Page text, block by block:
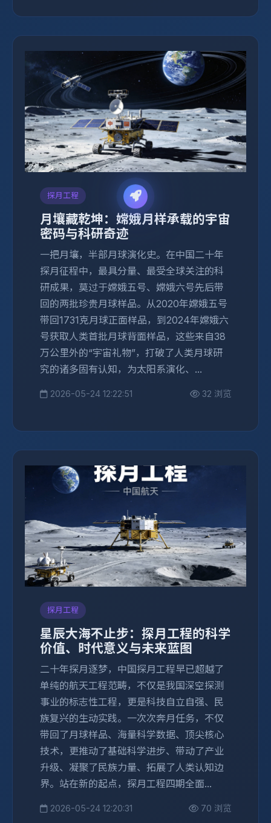
探月工程
月壤藏乾坤：嫦娥月样承载的宇宙
密码与科研奇迹
一把月壤，半部月球演化史。在中国二十年
探月征程中，最具分量、最受全球关注的科
研成果，莫过于嫦娥五号、嫦娥六号先后带
回的两批珍贵月球样品。从2020年嫦娥五号
带回1731克月球正面样品，到2024年嫦娥六
号获取人类首批月球背面样品，这些来自38
万公里外的“宇宙礼物”，打破了人类月球研
究的诸多固有认知，为太阳系演化、...
2026-05-24 12:22:51 32 浏览
探月工程
星辰大海不止步：探月工程的科学
价值、时代意义与未来蓝图
二十年探月逐梦，中国探月工程早已超越了
单纯的航天工程范畴，不仅是我国深空探测
事业的标志性工程，更是科技自立自强、民
族复兴的生动实践。一次次奔月任务，不仅
带回了月球样品、海量科学数据、顶尖核心
技术，更推动了基础科学进步、带动了产业
升级、凝聚了民族力量、拓展了人类认知边
界。站在新的起点，探月工程四期全面...
2026-05-24 12:20:31 70 浏览